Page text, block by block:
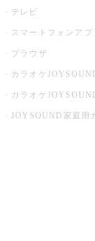
テレビ
スマートフォンアプ
ブラウザ
カラオケ
カラオケ
JOYSOUND家庭用